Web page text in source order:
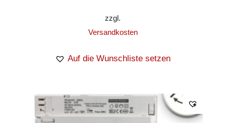
zzgl.
Versandkosten
Auf die Wunschliste setzen